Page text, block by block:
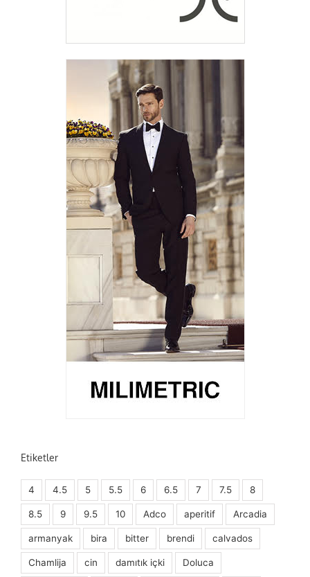
Etiketler
4 4.5 5 5.5 6 6.5 7 7.5 8
8.5 9 9.5 10 Adco aperitif Arcadia
armanyak bira bitter brendi calvados
Chamlija cin damıtık içki Doluca